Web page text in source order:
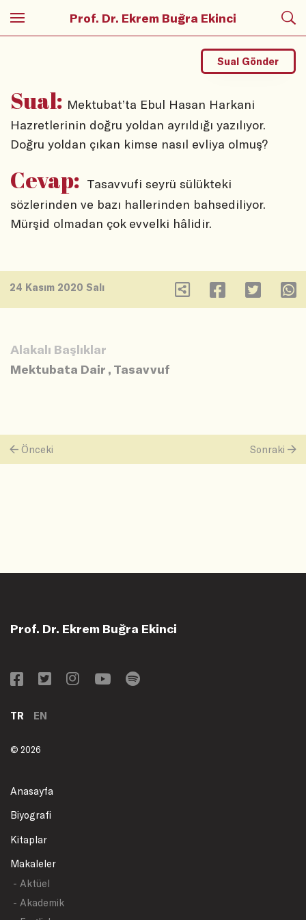
Prof. Dr. Ekrem Buğra Ekinci
Sual: Mektubat’ta Ebul Hasan Harkani
Hazretlerinin doğru yoldan ayrıldığı yazılıyor.
Doğru yoldan çıkan kimse nasıl evliya olmuş?
Sual Gönder
Cevap: Tasavvufi seyrü sülükteki
sözlerinden ve bazı hallerinden bahsediliyor.
Mürşid olmadan çok evvelki hâlidir.
24 Kasım 2020 Salı
Alakalı Başlıklar
Mektubata Dair , Tasavvuf
Önceki Sonraki
Prof. Dr. Ekrem Buğra Ekinci
TR EN
© 2026
Anasayfa
Biyografi
Kitaplar
Makaleler
- Aktüel
- Akademik